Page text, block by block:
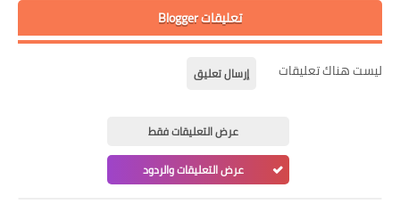
تعليقات Blogger
ليست هناك تعليقات إرسال تعليق
عرض التعليقات فقط
عرض التعليقات والردود